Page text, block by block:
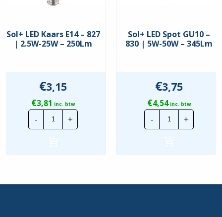
Sol+ LED Kaars E14 – 827
| 2.5W-25W – 250Lm
€3,15
€3,81 inc. btw
-
Sol+
LED
Kaars
-
+
Sol+ LED Spot GU10 –
830 | 5W-50W – 345Lm
€3,75
€4,54inc. btw
-
Sol+
LED
Spot
-
+